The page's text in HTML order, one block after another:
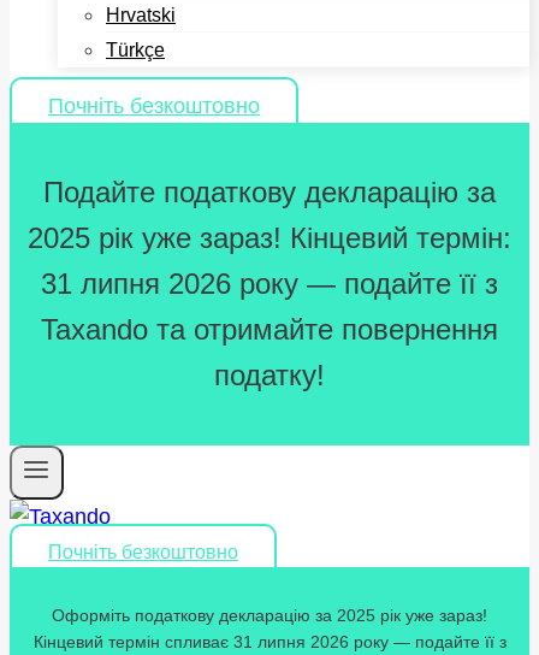
Hrvatski
Türkçe
Почніть безкоштовно
Подайте податкову декларацію за
2025 рік уже зараз! Кінцевий термін:
31 липня 2026 року — подайте її з
Taxando та отримайте повернення
податку!
Почніть безкоштовно
Оформіть податкову декларацію за 2025 рік уже зараз!
Кінцевий термін спливає 31 липня 2026 року — подайте її з